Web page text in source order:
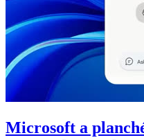
Microsoft a